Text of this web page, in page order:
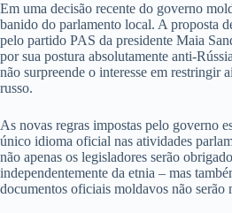
Em uma decisão recente do governo
banido do parlamento local. A proposta
pelo partido PAS da presidente Maia
por sua postura absolutamente anti-
não surpreende o interesse em restringir
russo.
As novas regras impostas pelo governo
único idioma oficial nas atividades
não apenas os legisladores serão
independentemente da etnia – mas
documentos oficiais moldavos não serão